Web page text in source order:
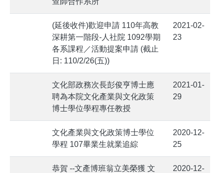
failed
such
/home/aaaymg2tw/public_html/hs.yzu.edu.tw/list.php
/>
(延後收件)歡迎申請 110年高教
深耕第一階段-人社院 1092學期
各系課程／活動提案申請 (截止
日: 110/2/26(五))
2021-02-
23
文化部政務次長彭俊亨博士應
聘為本院文化產業與文化政策
博士學位學程專任教授
2021-01-
29
文化產業與文化政策博士學位
學程 107畢業生就業追綜
2020-12-
25
恭賀 --文產博班翁立美榮獲 文
2020-12-